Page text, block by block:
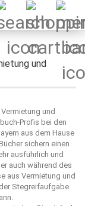
und
und
Profis bei den
aus dem Hause
sichern einen
ausführlich und
auch während des
aus Vermietung und
Stegreifaufgabe